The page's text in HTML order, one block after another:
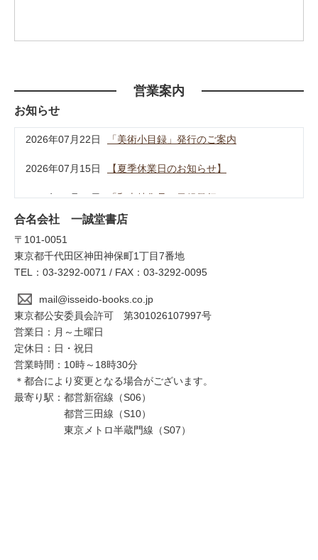
営業案内
お知らせ
合名会社 一誠堂書店
〒101-0051
東京都千代田区神田神保町1丁目7番地
TEL：03-3292-0071 / FAX：03-3292-0095
mail@isseido-books.co.jp
東京都公安委員会許可 第301026107997号
営業日：月～土曜日
定休日：日・祝日
営業時間：10時～18時30分
＊都合により変更となる場合がございます。
最寄り駅：都営新宿線（S06）
都営三田線（S10）
東京メトロ半蔵門線（S07）